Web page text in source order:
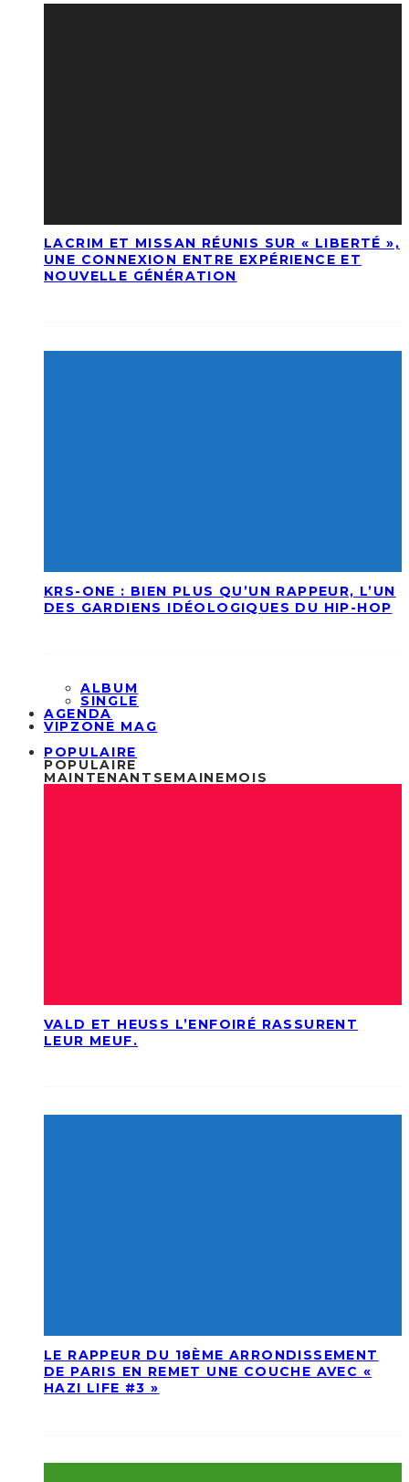
LACRIM ET MISSAN RÉUNIS SUR « LIBERTÉ »,
UNE CONNEXION ENTRE EXPÉRIENCE ET
NOUVELLE GÉNÉRATION
KRS-ONE : BIEN PLUS QU’UN RAPPEUR, L’UN
DES GARDIENS IDÉOLOGIQUES DU HIP-HOP
ALBUM
SINGLE
AGENDA
VIPZONE MAG
POPULAIRE
POPULAIRE
MAINTENANT SEMAINEMOIS
VALD ET HEUSS L’ENFOIRÉ RASSURENT
LEUR MEUF.
LE RAPPEUR DU 18ÈME ARRONDISSEMENT
DE PARIS EN REMET UNE COUCHE AVEC «
HAZI LIFE #3 »